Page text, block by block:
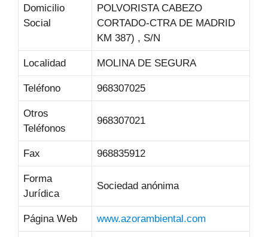
Domicilio
Social
POLVORISTA CABEZO
CORTADO-CTRA DE MADRID
KM 387) , S/N
Localidad MOLINA DE SEGURA
Teléfono 968307025
Otros
Teléfonos
968307021
Fax 968835912
Forma
Jurídica
Sociedad anónima
Página Web www.azorambiental.com